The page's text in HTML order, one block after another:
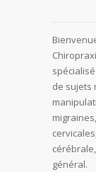
de sujets
général.